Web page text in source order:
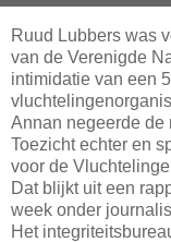
Ruud Lubbers was
van de Verenigde
intimidatie van een
Annan negeerde de
Toezicht echter en
voor de
Dat blijkt uit een
week onder
Het